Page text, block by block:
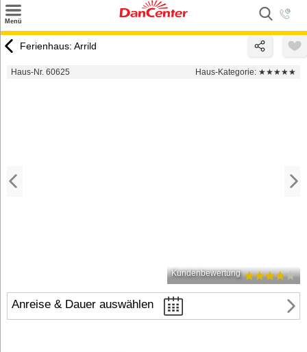
Menü
Urlaubsziele
Ferienhaus: Arrild
Haus-Nr. 60625 Haus-Kategorie: ★★★★★
Kundenbewertung
Anreise & Dauer auswählen